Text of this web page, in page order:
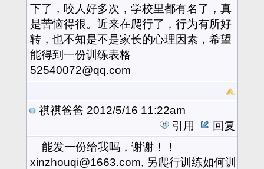
下了，咬人好多次，学校里都有名了，真
是苦恼得很。近来在爬行了，行为有所好
转，也不知是不是家长的心理因素，希望
能得到一份训练表格
52540072@qq.com
祺祺爸爸 2012/5/16 11:22am
引用
回复
能发一份给我吗，谢谢！！
xinzhouqi@1663.com, 另爬行训练如何训